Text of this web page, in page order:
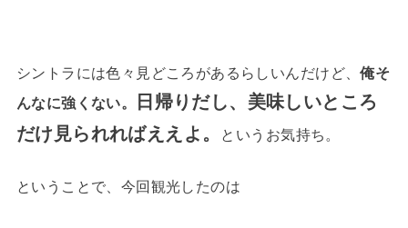
シントラには色々見どころがあるらしいんだけど、俺そ
んなに強くない。
日帰りだし、美味しいところ
だけ見られればええよ。
というお気持ち。
ということで、今回観光したのは